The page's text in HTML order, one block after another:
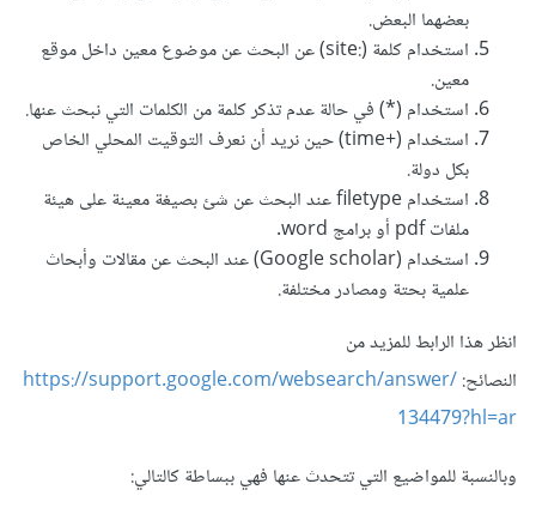
بعضهما البعض.
استخدام كلمة (:site) عن البحث عن موضوع معين داخل موقع
معين.
استخدام (*) في حالة عدم تذكر كلمة من الكلمات التي نبحث عنها.
استخدام (+time) حين نريد أن نعرف التوقيت المحلي الخاص
بكل دولة.
استخدام filetype عند البحث عن شئ بصيغة معينة على هيئة
ملفات pdf أو برامج word.
استخدام (Google scholar) عند البحث عن مقالات وأبحاث
علمية بحتة ومصادر مختلفة.
انظر هذا الرابط للمزيد من
النصائح:https://support.google.com/websearch/answer/
134479?hl=ar
وبالنسبة للمواضيع التي تتحدث عنها فهي ببساطة كالتالي: